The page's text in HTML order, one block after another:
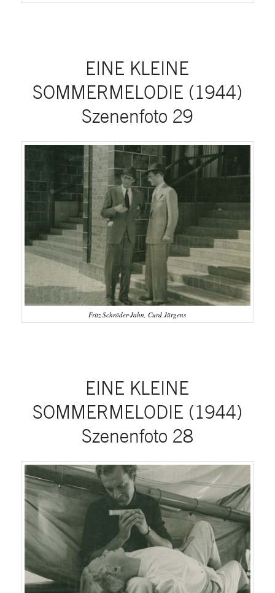
EINE KLEINE
SOMMERMELODIE (1944)
Szenenfoto 29
Fritz Schröder-Jahn, Curd Jürgens
EINE KLEINE
SOMMERMELODIE (1944)
Szenenfoto 28